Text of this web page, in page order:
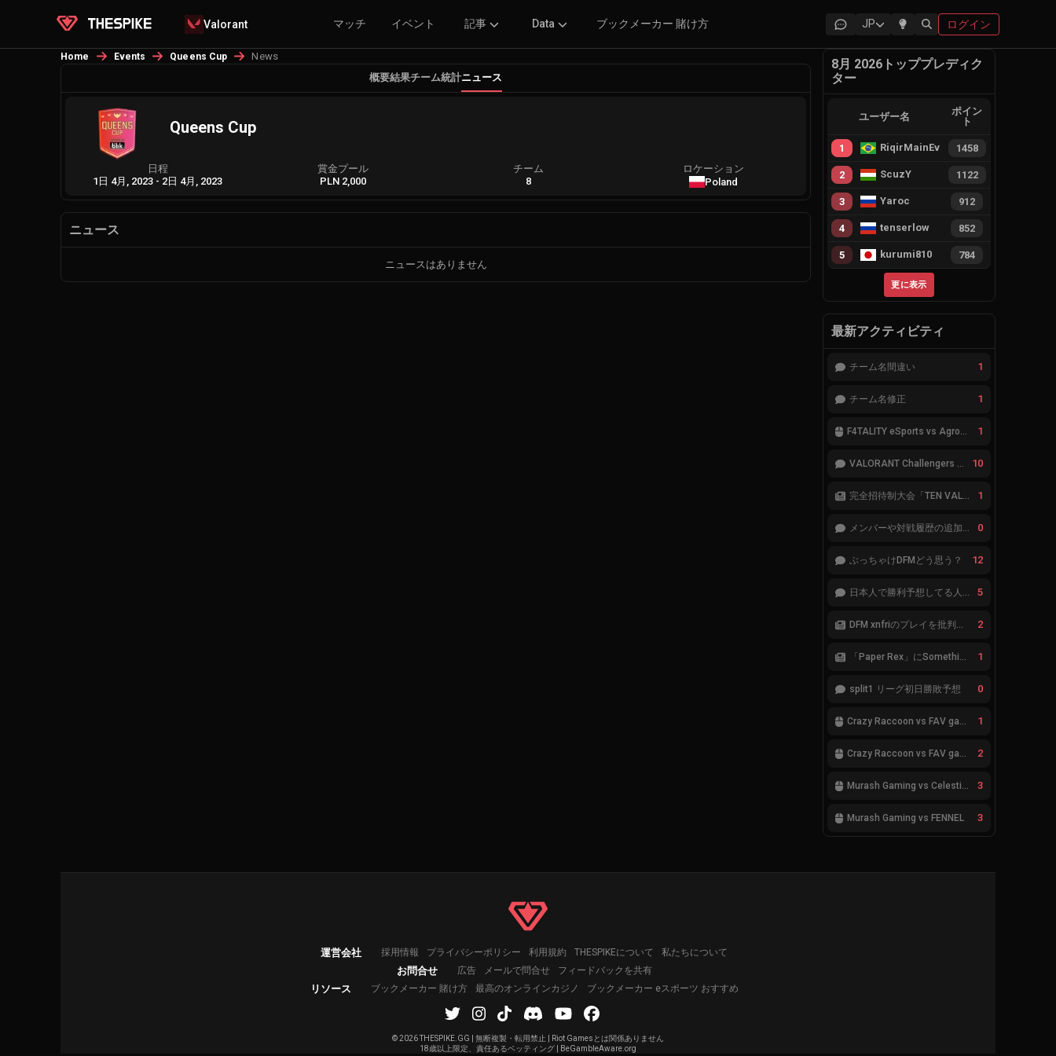
Valorant マッチ イベント 記事 Data ブックメーカー 賭け方 JP ログイン
Home Events Queens Cup
News
概要結果チーム統計ニュース
Queens Cup
日程
1日 4月, 2023 - 2日 4月, 2023
賞金プール
PLN 2,000
チーム
8
ロケーション
Poland
ニュース
ニュースはありません
8月 2026トッププレディク
ター
ユーザー名
ポイン
ト
1 RiqirMainEvie 1458
2 ScuzY 1122
3 Yaroc 912
4 tenserlow 852
5 kurumi810 784
更に表示
最新アクティビティ
チーム名間違い 1
チーム名修正 1
F4TALITY eSports vs Agropesca Jacaré 1
VALORANT Challengers 2023: Japan Split 1 MAIN STAGE TIER表 10
完全招待制大会「TEN VALORANT Global Invitaional 2023」が韓国で開催 1
メンバーや対戦履歴の追加が必要です。 0
ぶっちゃけDFMどう思う？ 12
日本人で勝利予想してる人集合 5
DFM xnfriのプレイを批判したアナリストにFnatic Boasterが反応「DFMは仕組みの強化が必要なだけ」 2
「Paper Rex」にSomethingが加入 1
split1 リーグ初日勝敗予想 0
Crazy Raccoon vs FAV gaming 1
Crazy Raccoon vs FAV gaming 2
Murash Gaming vs Celestials 3
Murash Gaming vs FENNEL 3
運営会社 採用情報 プライバシーポリシー 利用規約 THESPIKEについて 私たちについて
お問合せ 広告 メールで問合せ フィードバックを共有
リソース ブックメーカー 賭け方 最高のオンラインカジノ ブックメーカー eスポーツ おすすめ
©2026 THESPIKE.GG | 無断複製・転用禁止 | Riot Gamesとは関係ありません
18歳以上限定、責任あるベッティング | BeGambleAware.org